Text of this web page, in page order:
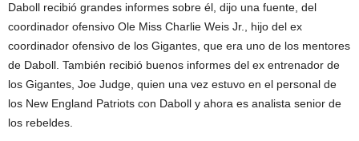
Daboll recibió grandes informes sobre él, dijo una fuente, del
coordinador ofensivo Ole Miss Charlie Weis Jr., hijo del ex
coordinador ofensivo de los Gigantes, que era uno de los mentores
de Daboll. También recibió buenos informes del ex entrenador de
los Gigantes, Joe Judge, quien una vez estuvo en el personal de
los New England Patriots con Daboll y ahora es analista senior de
los rebeldes.